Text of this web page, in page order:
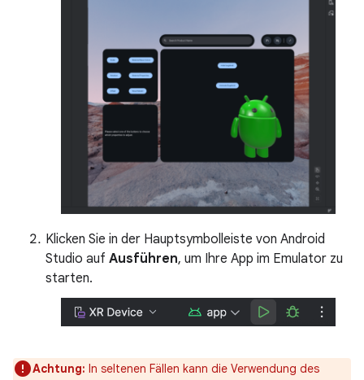
Klicken Sie in der Hauptsymbolleiste von Android
Studio auf Ausführen, um Ihre App im Emulator zu
starten.
Achtung: In seltenen Fällen kann die Verwendung des